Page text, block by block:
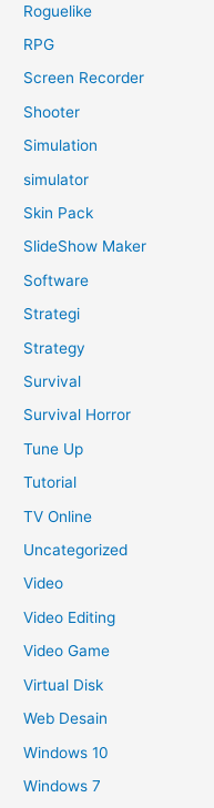
Roguelike
RPG
Screen Recorder
Shooter
Simulation
simulator
Skin Pack
SlideShow Maker
Software
Strategi
Strategy
Survival
Survival Horror
Tune Up
Tutorial
TV Online
Uncategorized
Video
Video Editing
Video Game
Virtual Disk
Web Desain
Windows 10
Windows 7